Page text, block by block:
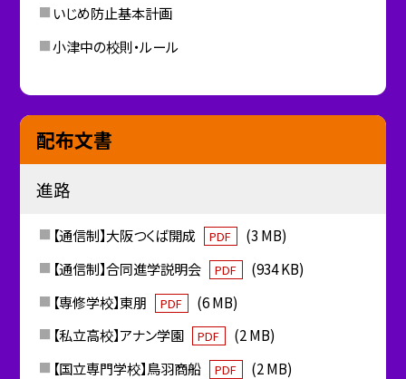
いじめ防止基本計画
小津中の校則・ルール
配布文書
進路
【通信制】大阪つくば開成 PDF
(3 MB)
【通信制】合同進学説明会
PDF
(934 KB)
【専修学校】東朋
PDF
(6 MB)
【私立高校】アナン学園
PDF
(2 MB)
【国立専門学校】鳥羽商船
PDF
(2 MB)